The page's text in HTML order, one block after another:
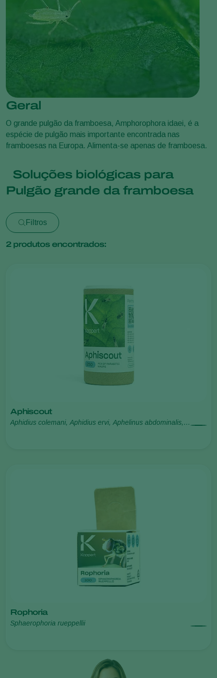
Geral
O grande pulgão da framboesa, Amphorophora idaei, é a
espécie de pulgão mais importante encontrada nas
framboesas na Europa. Alimenta-se apenas de framboesa.
Soluções biológicas para
Pulgão grande da framboesa
Filtros
2 produtos encontrados:
Aphiscout
Aphidius colemani, Aphidius ervi, Aphelinus abdominalis,
Rophoria
Sphaerophoria rueppellii